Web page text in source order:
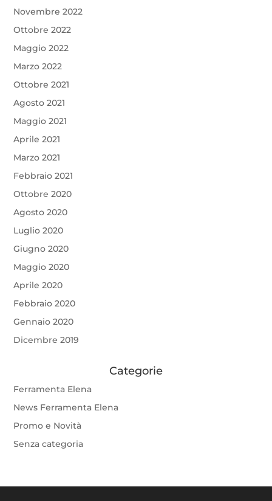
Novembre 2022
Ottobre 2022
Maggio 2022
Marzo 2022
Ottobre 2021
Agosto 2021
Maggio 2021
Aprile 2021
Marzo 2021
Febbraio 2021
Ottobre 2020
Agosto 2020
Luglio 2020
Giugno 2020
Maggio 2020
Aprile 2020
Febbraio 2020
Gennaio 2020
Dicembre 2019
Categorie
Ferramenta Elena
News Ferramenta Elena
Promo e Novità
Senza categoria